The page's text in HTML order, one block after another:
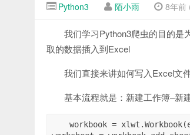
Python3 陌小雨 8年前
我们学习Python3爬虫的目的是
取的数据插入到Excel
我们直接来讲如何写入Excel文
基本流程就是：新建工作簿–新
workbook =